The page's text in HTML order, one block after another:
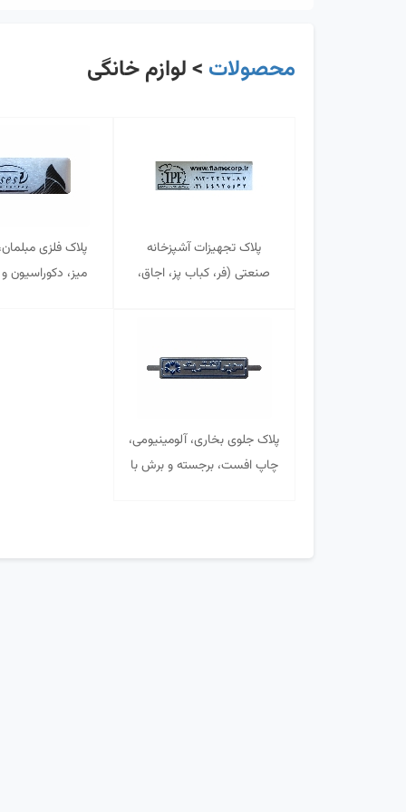
محصولات > لوازم خانگی
پلاک تجهیزات آشپزخانه
صنعتی (فر، کباب پز، اجاق،
پلاک فلزی
میز، دکوراسیون
پلاک جلوی بخاری، آلومینیومی،
چاپ افست، برجسته و برش با